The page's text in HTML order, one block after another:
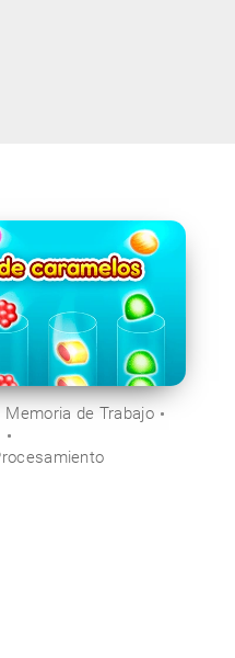
Memoria de Trabajo